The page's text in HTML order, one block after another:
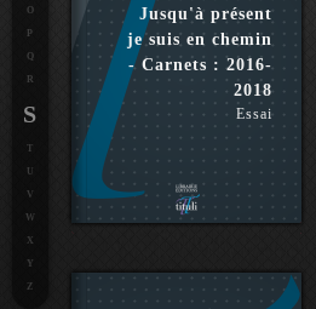
Jusqu'à présent
je suis en chemin
- Carnets : 2016-
2018
Essai
O
P
Q
R
S
T
U
V
W
X
Y
Z